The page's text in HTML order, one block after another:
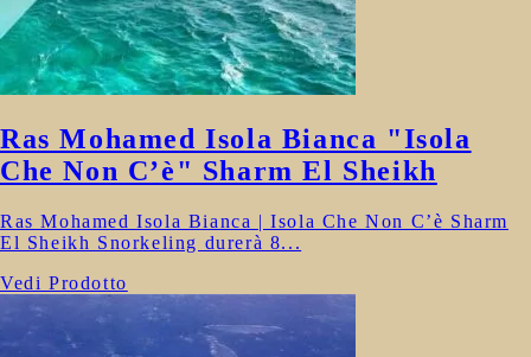
Ras Mohamed Isola Bianca "Isola
Che Non C’è" Sharm El Sheikh
Ras Mohamed Isola Bianca | Isola Che Non C’è Sharm
El Sheikh Snorkeling durerà 8...
Vedi Prodotto